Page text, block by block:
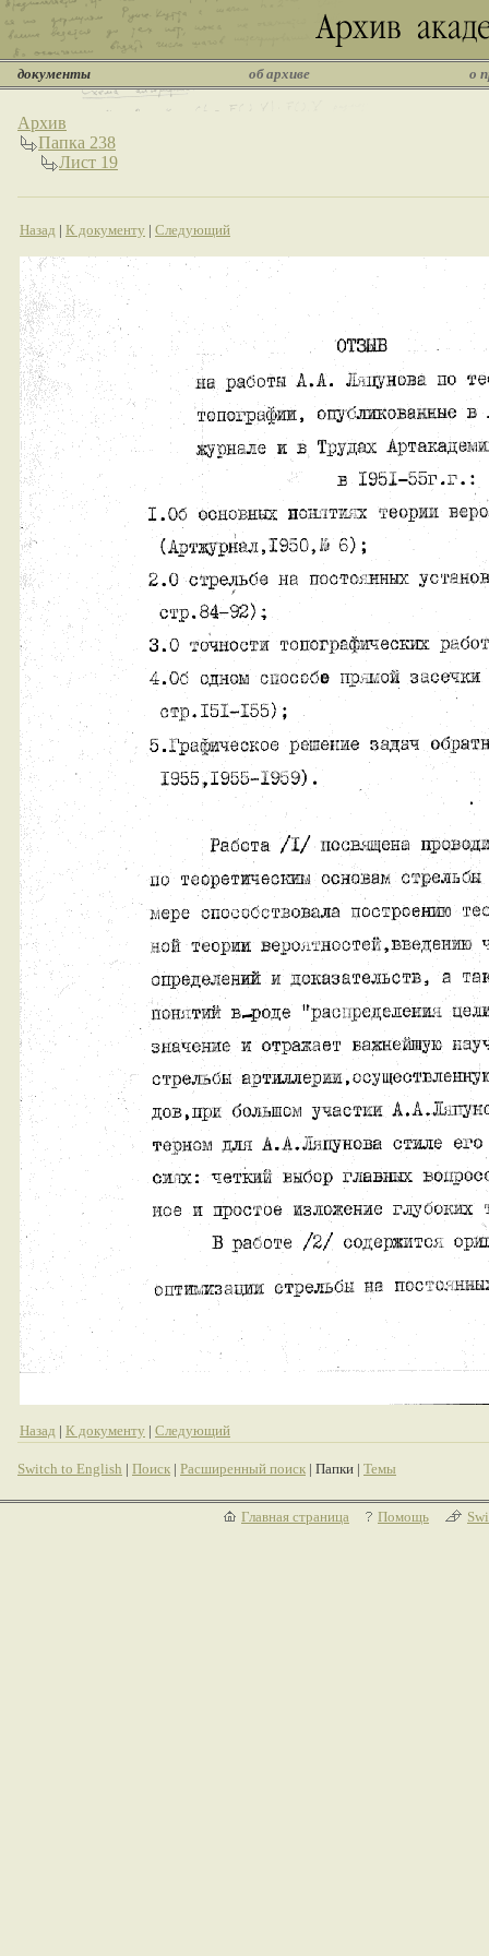
документы об архиве о
Архив
Папка 238
Лист 19
Назад | К документу | Следующий
Назад | К документу | Следующий
Switch to English | Поиск | Расширенный поиск | Папки | Темы
Главная страница Помощь